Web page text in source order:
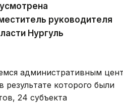
руководителя
Нургуль
административным
результате которого были
24 субъекта